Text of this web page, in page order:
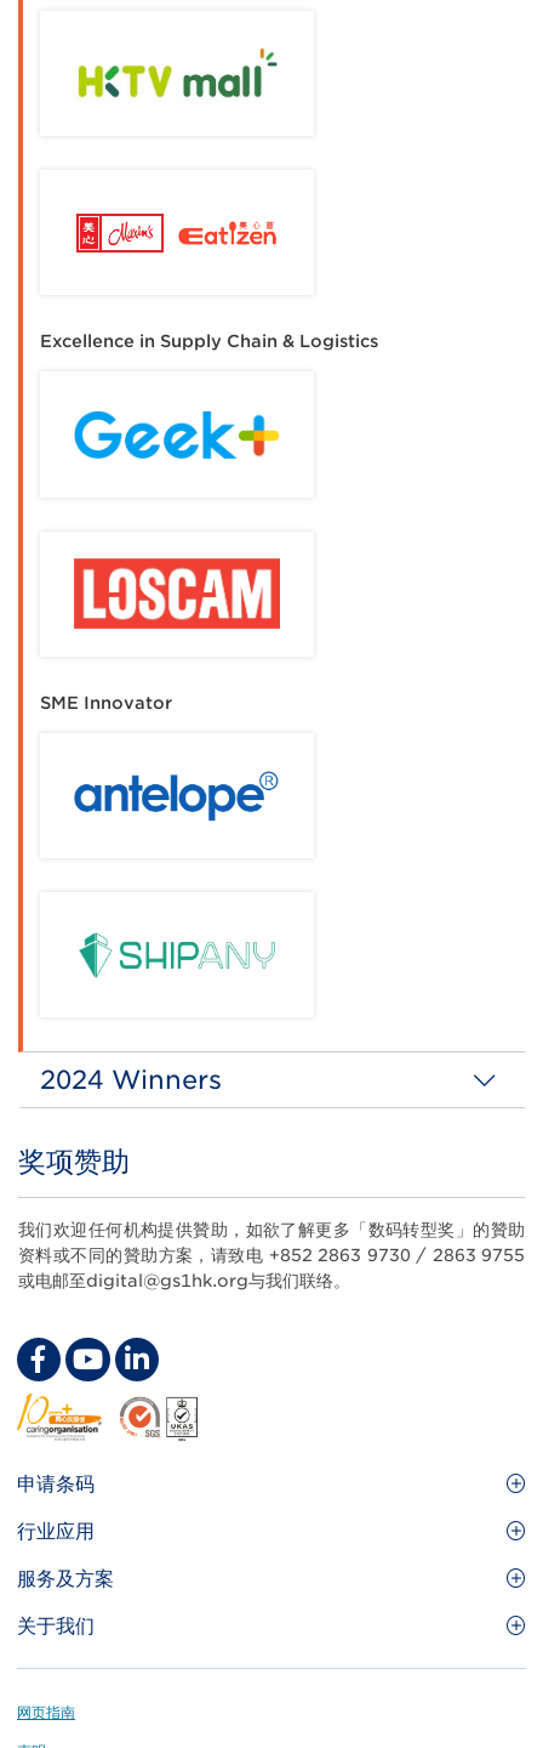
Excellence in Supply Chain & Logistics
SME Innovator
2024 Winners
(Grand Award)
Customer Experience Excellence through
Digital Transformation
Title
奖项赞助
Body
我们欢迎任何机构提供贊助，如欲了解更多「数码转型奖」的贊助
资料或不同的贊助方案，请致电 +852 2863 9730 / 2863 9755
或电邮至digital@gs1hk.org与我们联络。
Footer
Site
Menu
申请条码
GS1条码
实用工具及资源
行业应用
食品及餐饮服务
运输及物流
服务及方案
品牌保护
关于我们
关于香港货品编码协会
业界应用的标准
认识我们的团队
Footer
网页指南